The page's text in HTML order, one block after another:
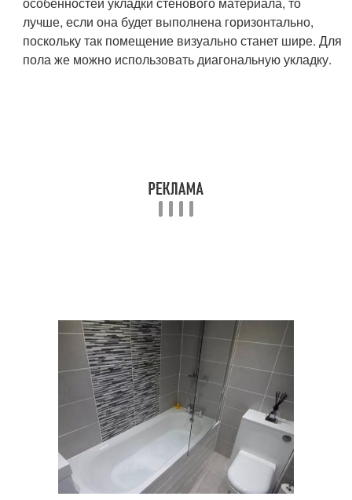
лучше, если она будет выполнена горизонтально,
поскольку так помещение визуально станет шире. Для
пола же можно использовать диагональную укладку.